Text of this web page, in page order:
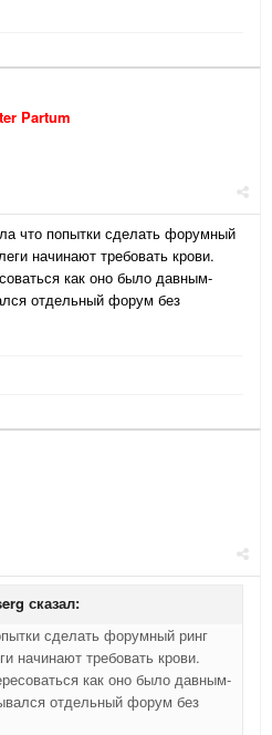
Partum
что попытки сделать форумный
начинают требовать крови.
как оно было давным-
отдельный форум без
сказал:
сделать форумный ринг
начинают требовать крови.
как оно было давным-
отдельный форум без